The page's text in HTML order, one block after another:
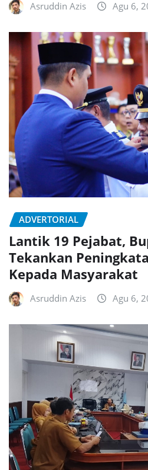
Asruddin Azis Agu 6,
ADVERTORIAL
Lantik 19 Pejabat,
Tekankan
Kepada Masyarakat
Asruddin Azis Agu 6,